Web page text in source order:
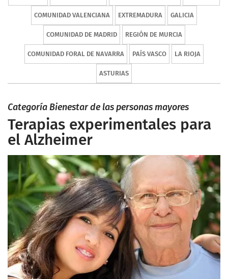
COMUNIDAD VALENCIANA EXTREMADURA GALICIA
COMUNIDAD DE MADRID REGIÓN DE MURCIA
COMUNIDAD FORAL DE NAVARRA PAÍS VASCO LA RIOJA
ASTURIAS
Categoría Bienestar de las personas mayores
Terapias experimentales para
el Alzheimer